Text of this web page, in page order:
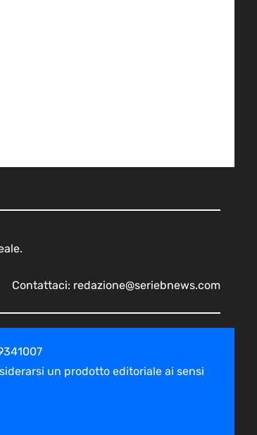
Contattaci: redazione@seriebnews.com
un prodotto editoriale ai sensi